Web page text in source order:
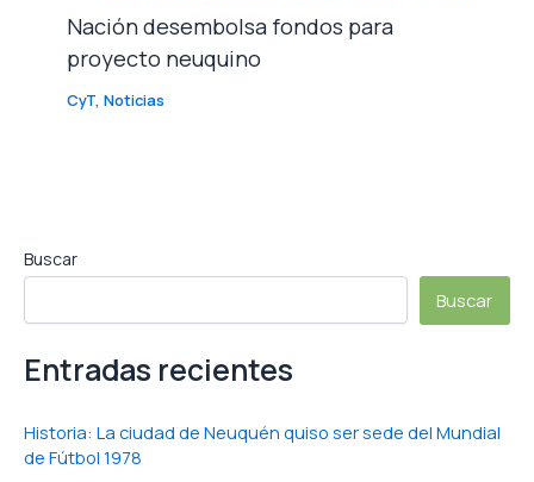
Nación desembolsa fondos para
proyecto neuquino
CyT,Noticias
Buscar
Buscar
Entradas recientes
Historia: La ciudad de Neuquén quiso ser sede del Mundial
de Fútbol 1978